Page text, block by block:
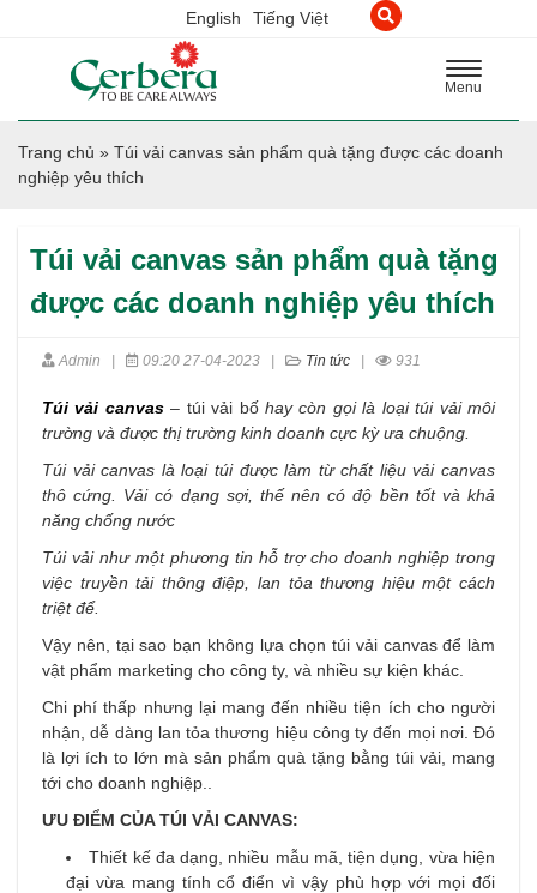
English Tiếng Việt
Toggle
navigation
Menu
Trang chủ » Túi vải canvas sản phẩm quà tặng được các doanh
nghiệp yêu thích
Túi vải canvas sản phẩm quà tặng
được các doanh nghiệp yêu thích
Admin 09:20 27-04-2023 Tin tức 931
Túi vải canvas– túi vải bốhay còn gọi là loại túi vải môi
trường và được thị trường kinh doanh cực kỳ ưa chuộng.
Túi vải canvas là loại túi được làm từ chất liệu vải canvas
thô cứng. Vải có dạng sợi, thế nên có độ bền tốt và khả
năng chống nước
Túi vải như một phương tin hỗ trợ cho doanh nghiệp trong
việc truyền tải thông điệp, lan tỏa thương hiệu một cách
triệt để.
Vậy nên, tại sao bạn không lựa chọn túi vải canvas để làm
vật phẩm marketing cho công ty, và nhiều sự kiện khác.
Chi phí thấp nhưng lại mang đến nhiều tiện ích cho người
nhận, dễ dàng lan tỏa thương hiệu công ty đến mọi nơi. Đó
là lợi ích to lớn mà sản phẩm quà tặng bằng túi vải, mang
tới cho doanh nghiệp..
ƯU ĐIỂM CỦA TÚI VẢI CANVAS:
Thiết kế đa dạng, nhiều mẫu mã, tiện dụng, vừa hiện
đại vừa mang tính cổ điển vì vậy phù hợp với mọi đối